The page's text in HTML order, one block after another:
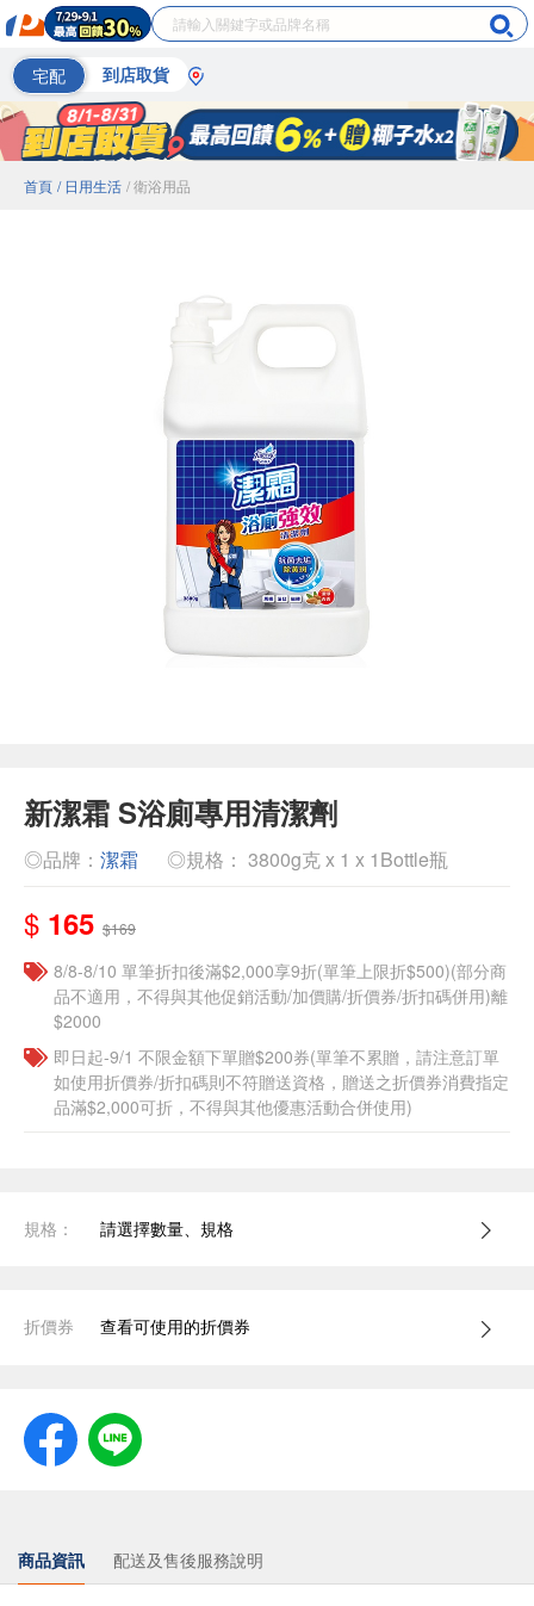
宅配 到店取貨
首頁 / 日用生活 / 衛浴用品
新潔霜 S浴廁專用清潔劑
◎品牌： 潔霜 ◎規格： 3800g克 x 1 x 1Bottle瓶
$ 165 $169
8/8-8/10 單筆折扣後滿$2,000享9折(單筆上限折$500)(部分商
品不適用，不得與其他促銷活動/加價購/折價券/折扣碼併用)離
$2000
即日起-9/1 不限金額下單贈$200券(單筆不累贈，請注意訂單
如使用折價券/折扣碼則不符贈送資格，贈送之折價券消費指定
品滿$2,000可折，不得與其他優惠活動合併使用)
規格： 請選擇數量、規格
折價券 查看可使用的折價券
商品資訊 配送及售後服務說明